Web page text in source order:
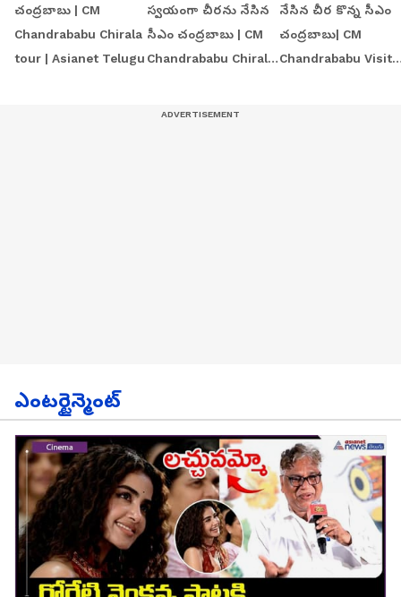
చంద్రబాబు | CM
Chandrababu Chirala
tour | Asianet Telugu
స్వయంగా చీరను నేసిన
సీఎం చంద్రబాబు | CM
Chandrababu Chirala
నేసిన చీర కొన్న సీఎం
చంద్రబాబు| CM
Chandrababu Visit
ఎంటర్టైన్మెంట్